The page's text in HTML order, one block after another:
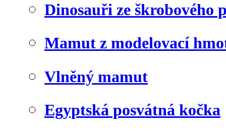
Dinosauři ze škrobového
Mamut z modelovací
Vlněný mamut
Egyptská posvátná kočka